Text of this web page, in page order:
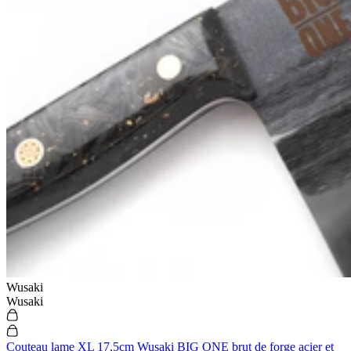
Wusaki
Wusaki
Couteau lame XL 17,5cm Wusaki BIG ONE brut de forge acier et